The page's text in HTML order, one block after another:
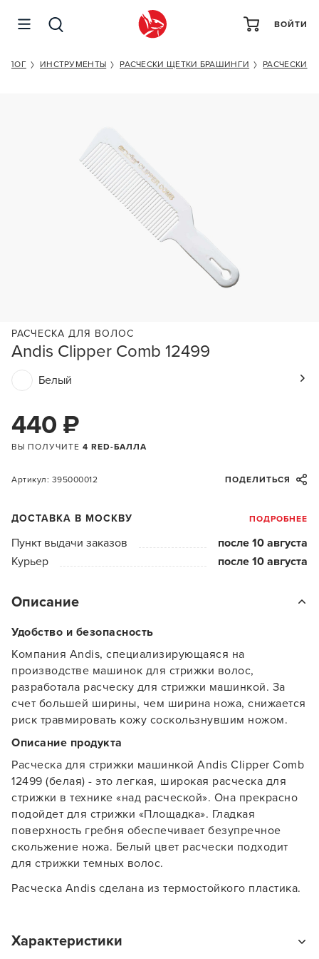
ВОЙТИ
ИНСТРУМЕНТЫ РАСЧЕСКИ ЩЕТКИ БРАШИНГИ РАСЧЕСКИ
Andis Clipper Comb 12499
РАСЧЕСКА ДЛЯ ВОЛОС
Белый
440 ₽
ВЫ ПОЛУЧИТЕ 4 RED-БАЛЛА
Артикул: 395000012 ПОДЕЛИТЬСЯ
ДОСТАВКА В МОСКВУ ПОДРОБНЕЕ
Пункт выдачи заказов
после 10 августа
Курьер
после 10 августа
Описание
Удобство и безопасность
Компания Andis, специализирующаяся на
производстве машинок для стрижки волос,
разработала расческу для стрижки машинкой. За
счет большей ширины, чем ширина ножа, снижается
риск травмировать кожу соскользнувшим ножом.
Описание продукта
Расческа для стрижки машинкой Andis Clipper Comb
12499 (белая) - это легкая, широкая расческа для
стрижки в технике «над расческой». Она прекрасно
подойдет для стрижки «Площадка». Гладкая
поверхность гребня обеспечивает безупречное
скольжение ножа. Белый цвет расчески подходит
для стрижки темных волос.
Расческа Andis сделана из термостойкого пластика.
Характеристики
ANDIS CLIPPER COMB 12499